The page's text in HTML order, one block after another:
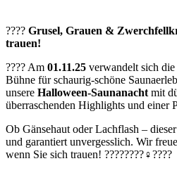
???? Grusel, Grauen &
trauen!
???? Am 01.11.25 verwandelt sich
Bühne für schaurig-schöne
unsere Halloween-Saunanacht mit
überraschenden Highlights und einer
Ob Gänsehaut oder Lachflash –
und garantiert unvergesslich. Wir
wenn Sie sich trauen! ????️????‍♀️????